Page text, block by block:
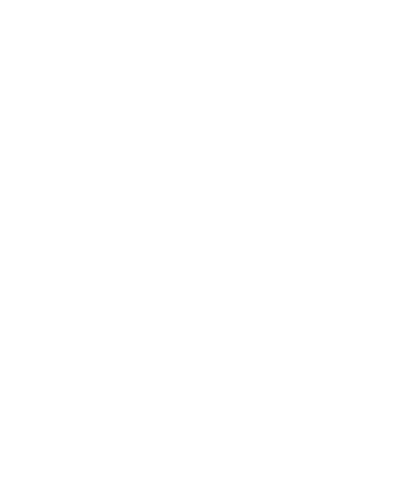
巧合相遇。一人背负过往伤痕，避世